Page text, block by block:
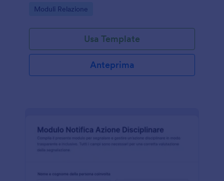
submission in modo ordinato.
Go to Category:
Moduli Relazione
Usa Template
Anteprima